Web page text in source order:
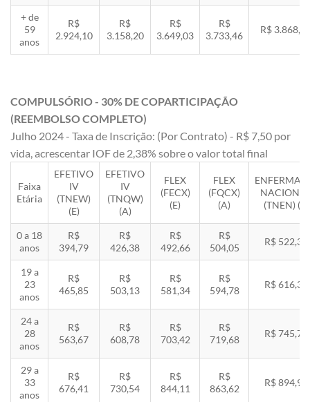
+ de
59
anos
R$
2.924,10
R$
3.158,20
R$
3.649,03
R$
3.733,46
R$
COMPULSÓRIO - 30% DE COPARTICIPAÇÃO
(REEMBOLSO COMPLETO)
Julho 2024 - Taxa de Inscrição: (Por Contrato) - R$ 7,50 por
vida, acrescentar IOF de 2,38% sobre o valor total final
Faixa
Etária
EFETIVO
IV
(TNEW)
(E)
EFETIVO
IV
(TNQW)
(A)
FLEX
(FECX)
(E)
FLEX
(FQCX)
(A)
(TNEN) (E)
0 a 18
anos
R$
394,79
R$
426,38
R$
492,66
R$
504,05
R$ 522,33
19 a
23
anos
R$
465,85
R$
503,13
R$
581,34
R$
594,78
R$ 616,35
24 a
28
anos
R$
563,67
R$
608,78
R$
703,42
R$
719,68
R$ 745,78
29 a
33
anos
R$
676,41
R$
730,54
R$
844,11
R$
863,62
R$ 894,94